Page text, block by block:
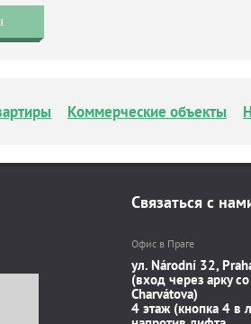
Коммерческие объекты
Связаться с
Офис в Праге
ул. Národní 32,
(вход через арку
Charvátova)
4 этаж (кнопка 4 в